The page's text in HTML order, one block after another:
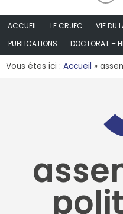
ACCUEIL LE CRJFC VIE DU
PUBLICATIONS
DOCTORAT –
Vous êtes ici : Accueil »